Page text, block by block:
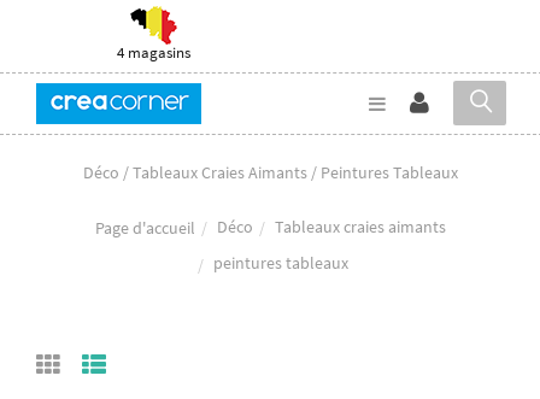
4 magasins
Déco / Tableaux Craies Aimants / Peintures Tableaux
Page d'accueil Déco
Tableaux craies aimants
peintures tableaux